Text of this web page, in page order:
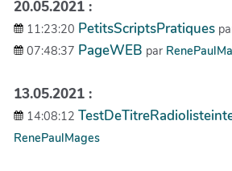
20.05.2021 :
11:23:20 PetitsScriptsPratiques
07:48:37 PageWEB par
13.05.2021 :
14:08:12
RenePaulMages